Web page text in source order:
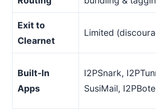
Exit to
Clearnet
Limited
Built-In
Apps
I2PSnark,
SusiMail, I2PBote